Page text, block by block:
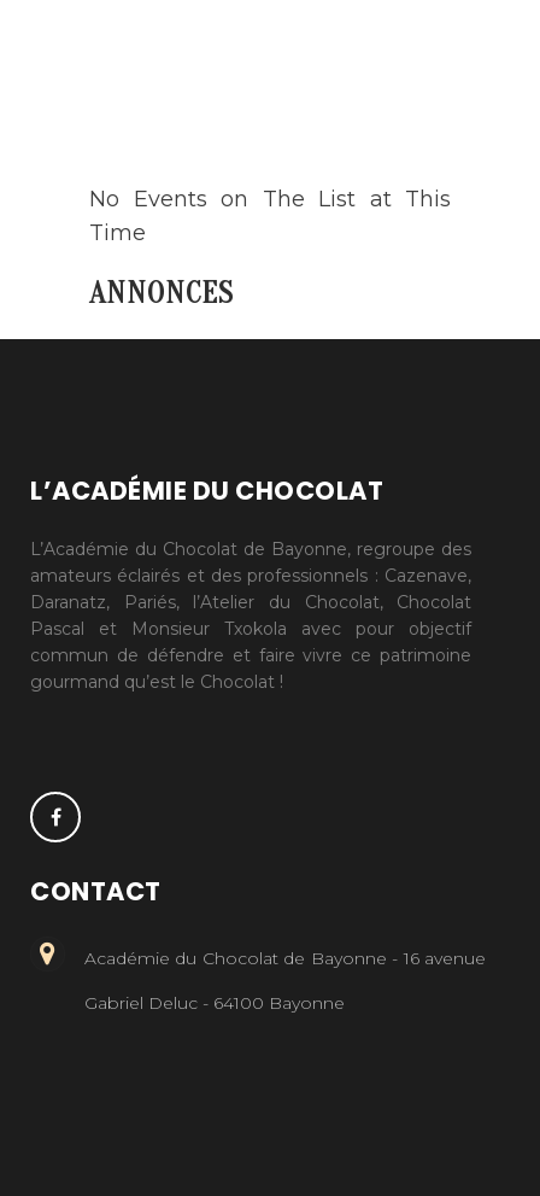
No Events on The List at This
Time
ANNONCES
L’ACADÉMIE DU CHOCOLAT
L’Académie du Chocolat de Bayonne, regroupe des
amateurs éclairés et des professionnels : Cazenave,
Daranatz, Pariés, l’Atelier du Chocolat, Chocolat
Pascal et Monsieur Txokola avec pour objectif
commun de défendre et faire vivre ce patrimoine
gourmand qu’est le Chocolat !
CONTACT
Académie du Chocolat de Bayonne - 16 avenue
Gabriel Deluc - 64100 Bayonne